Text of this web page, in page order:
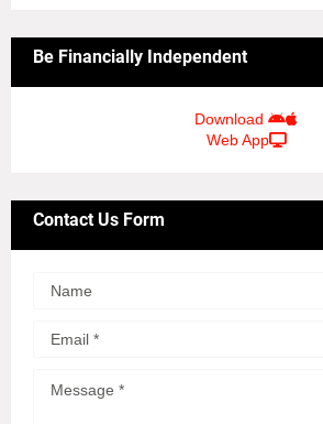
Be Financially Independent
Download
Web App
Contact Us Form